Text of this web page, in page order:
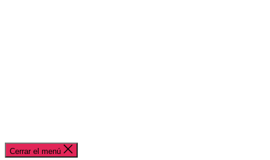
Cerrar el menú